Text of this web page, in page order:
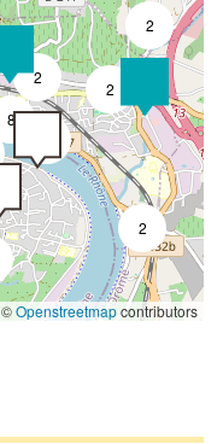
2
2
2
2
8
©Openstreetmapcontributors